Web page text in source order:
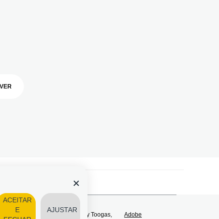
reservados | Powered by Toogas, Adobe
ACEITAR
E
AJUSTAR